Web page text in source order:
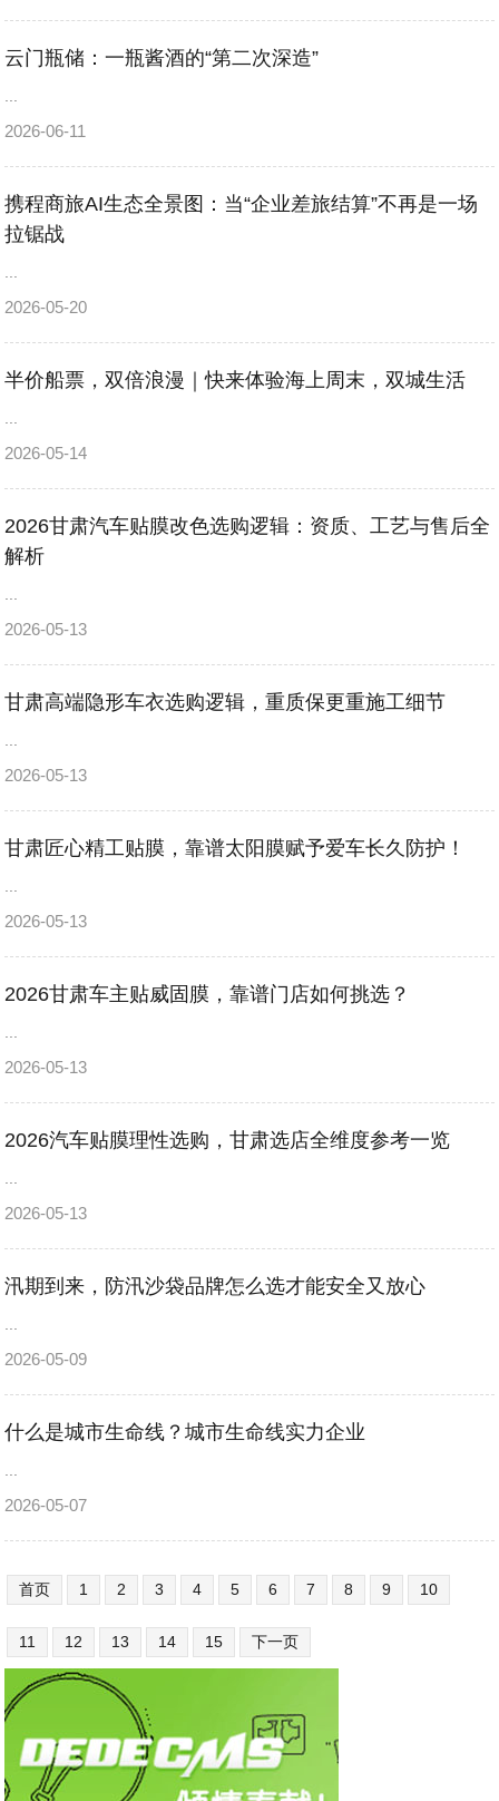
云门瓶储：一瓶酱酒的“第二次深造”
2026-06-11
携程商旅AI生态全景图：当“企业差旅结算”不再是一场
拉锯战
2026-05-20
半价船票，双倍浪漫｜快来体验海上周末，双城生活
2026-05-14
2026甘肃汽车贴膜改色选购逻辑：资质、工艺与售后全
解析
2026-05-13
甘肃高端隐形车衣选购逻辑，重质保更重施工细节
2026-05-13
甘肃匠心精工贴膜，靠谱太阳膜赋予爱车长久防护！
2026-05-13
2026甘肃车主贴威固膜，靠谱门店如何挑选？
2026-05-13
2026汽车贴膜理性选购，甘肃选店全维度参考一览
2026-05-13
汛期到来，防汛沙袋品牌怎么选才能安全又放心
2026-05-09
什么是城市生命线？城市生命线实力企业
2026-05-07
首页 1 2 3 4 5 6 7 8 9 10
11 12 13 14 15 下一页